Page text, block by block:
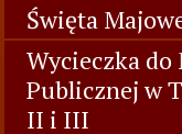
Święta
Wycieczka
Publicznej w
II i III